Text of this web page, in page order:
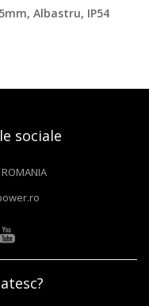
Albastru, IP54
sociale